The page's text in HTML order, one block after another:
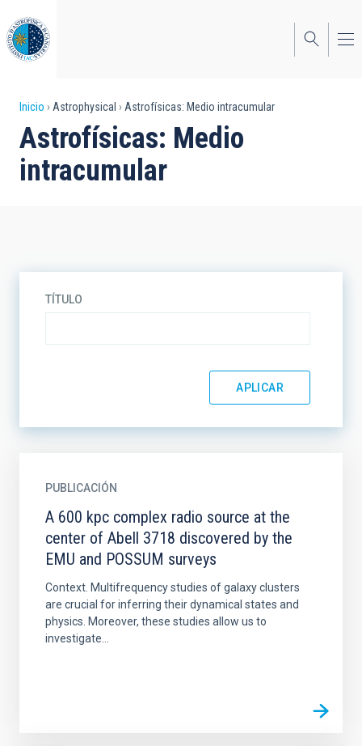
al
contenido
principal
Sobrescribir
enlaces
de
Inicio Astrophysical Astrofísicas: Medio intracumular
Astrofísicas: Medio
intracumular
TÍTULO
PUBLICACIÓN
A 600 kpc complex radio source at the
center of Abell 3718 discovered by the
EMU and POSSUM surveys
Context. Multifrequency studies of galaxy clusters
are crucial for inferring their dynamical states and
physics. Moreover, these studies allow us to
investigate...